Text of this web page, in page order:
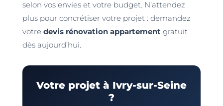
selon vos envies et votre budget. N’attendez
plus pour concrétiser votre projet : demandez
votre devis rénovation appartementgratuit
dès aujourd’hui.
Votre projet à Ivry-sur-Seine
?